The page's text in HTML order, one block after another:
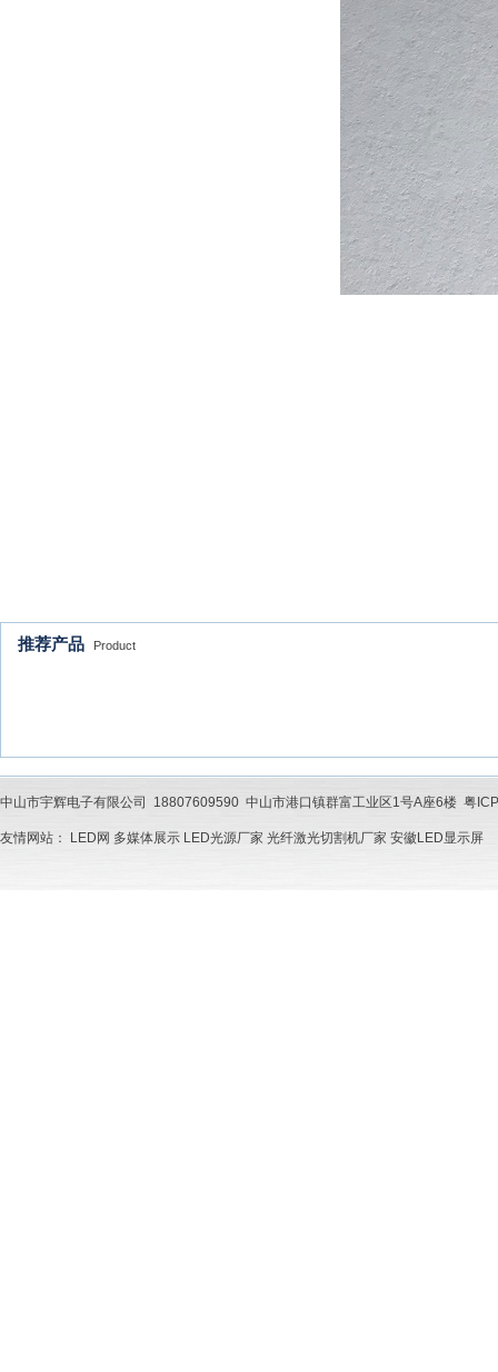
推荐产品 Product
中山市宇辉电子有限公司 18807609590 中山市港口镇群富工业区1号A座6楼 粤
友情网站： LED网 多媒体展示 LED光源厂家 光纤激光切割机厂家 安徽LED显示屏